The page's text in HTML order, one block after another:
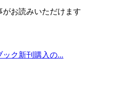
お読みいただけます
ク新刊購入の...